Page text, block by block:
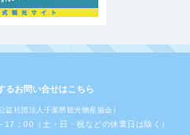
るお問い合せはこちら
益社団法人千葉県観光物産協会）
：00（土・日・祝などの休業日は除く）